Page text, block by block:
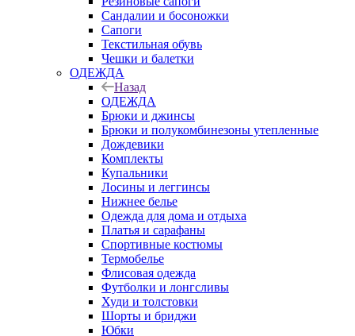
Сандалии и босоножки
Сапоги
Текстильная обувь
Чешки и балетки
ОДЕЖДА
Назад
ОДЕЖДА
Брюки и джинсы
Брюки и полукомбинезоны утепленные
Дождевики
Комплекты
Купальники
Лосины и леггинсы
Нижнее белье
Одежда для дома и отдыха
Платья и сарафаны
Спортивные костюмы
Термобелье
Флисовая одежда
Футболки и лонгсливы
Худи и толстовки
Шорты и бриджи
Юбки